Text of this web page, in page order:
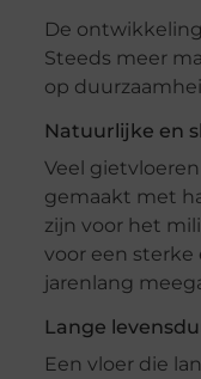
De
Steeds meer
op
Natuurlijke en
Veel
gemaakt met
zijn voor het
voor een sterke
jarenlang
Lange
Een vloer die